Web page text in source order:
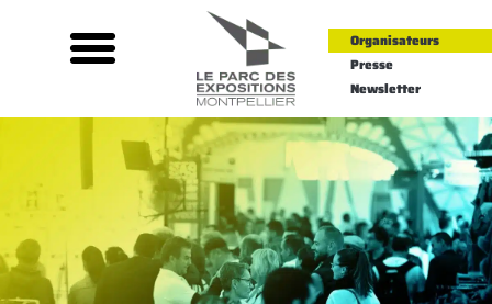
Organisateurs
Presse
Newsletter